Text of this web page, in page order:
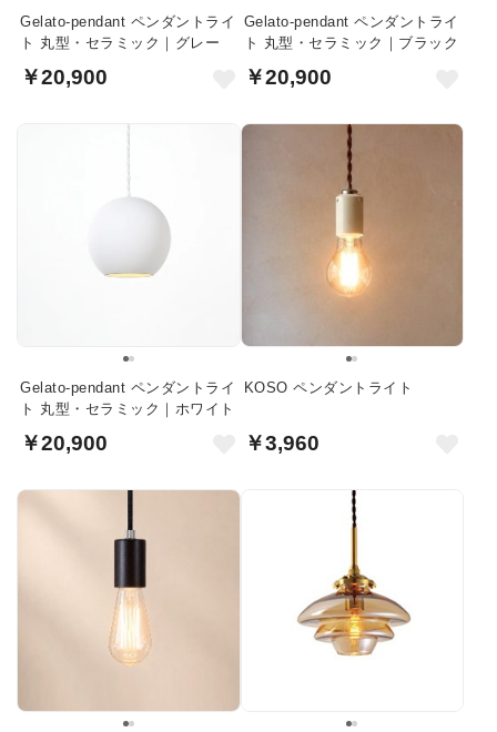
Gelato-pendant ペンダントライ
ト 丸型・セラミック｜グレー
￥20,900
Gelato-pendant ペンダントライ
ト 丸型・セラミック｜ブラック
￥20,900
Gelato-pendant ペンダントライ
ト 丸型・セラミック｜ホワイト
￥20,900
KOSO ペンダントライト
￥3,960